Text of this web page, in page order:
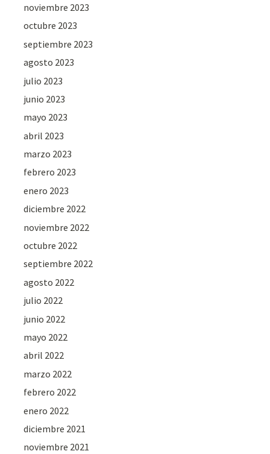
noviembre 2023
octubre 2023
septiembre 2023
agosto 2023
julio 2023
junio 2023
mayo 2023
abril 2023
marzo 2023
febrero 2023
enero 2023
diciembre 2022
noviembre 2022
octubre 2022
septiembre 2022
agosto 2022
julio 2022
junio 2022
mayo 2022
abril 2022
marzo 2022
febrero 2022
enero 2022
diciembre 2021
noviembre 2021